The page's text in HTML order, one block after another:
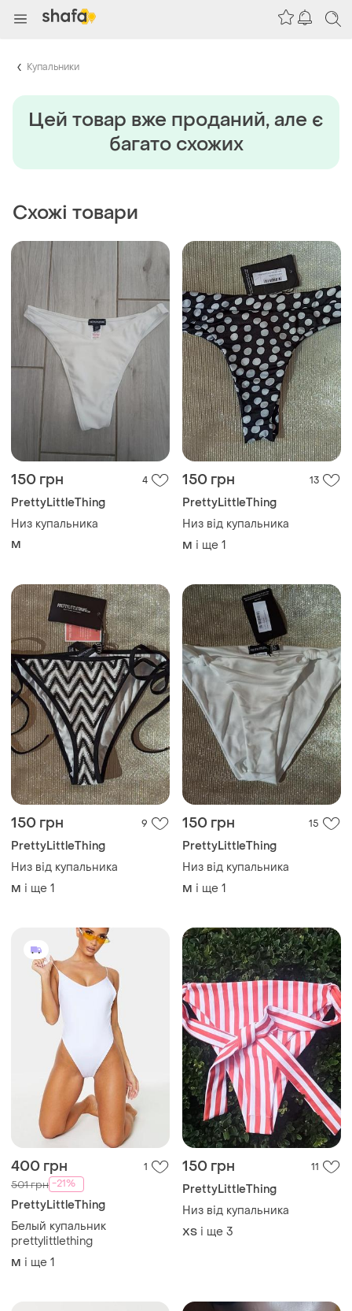
Купальники
Цей товар вже проданий, але є
багато схожих
Схожі товари
150 грн 4
PrettyLittleThing
Низ купальника
M
150 грн 13
PrettyLittleThing
Низ від купальника
M і ще 1
150 грн 9
PrettyLittleThing
Низ від купальника
M і ще 1
150 грн 15
PrettyLittleThing
Низ від купальника
M і ще 1
400 грн 1
501 грн -21%
PrettyLittleThing
Белый купальник
prettylittlething
M і ще 1
150 грн 11
PrettyLittleThing
Низ від купальника
ХS і ще 3